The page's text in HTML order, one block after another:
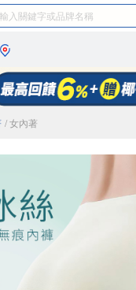
/ 女內著